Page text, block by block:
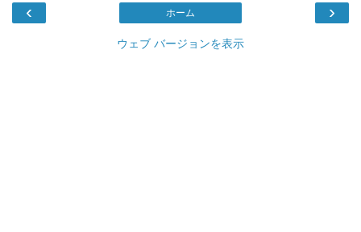
‹ ›
ホーム
ウェブ バージョンを表示